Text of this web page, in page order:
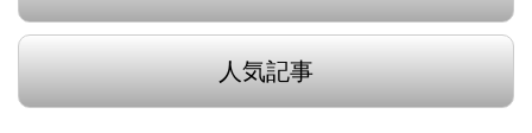
人気記事